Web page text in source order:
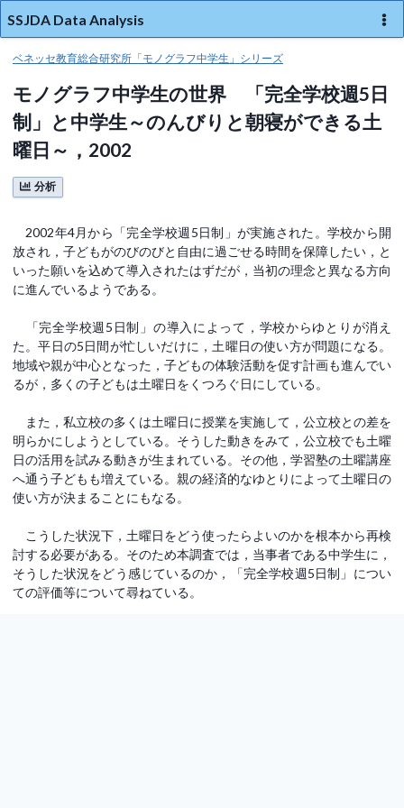
SSJDA Data Analysis
ベネッセ教育総合研究所「モノグラフ中学生」シリーズ
モノグラフ中学生の世界 「完全学校週5日
制」と中学生～のんびりと朝寝ができる土
曜日～，2002
分析
2002年4月から「完全学校週5日制」が実施された。学校から開
放され，子どもがのびのびと自由に過ごせる時間を保障したい，と
いった願いを込めて導入されたはずだが，当初の理念と異なる方向
に進んでいるようである。
「完全学校週5日制」の導入によって，学校からゆとりが消え
た。平日の5日間が忙しいだけに，土曜日の使い方が問題になる。
地域や親が中心となった，子どもの体験活動を促す計画も進んでい
るが，多くの子どもは土曜日をくつろぐ日にしている。
また，私立校の多くは土曜日に授業を実施して，公立校との差を
明らかにしようとしている。そうした動きをみて，公立校でも土曜
日の活用を試みる動きが生まれている。その他，学習塾の土曜講座
へ通う子どもも増えている。親の経済的なゆとりによって土曜日の
使い方が決まることにもなる。
こうした状況下，土曜日をどう使ったらよいのかを根本から再検
討する必要がある。そのため本調査では，当事者である中学生に，
そうした状況をどう感じているのか，「完全学校週5日制」につい
ての評価等について尋ねている。